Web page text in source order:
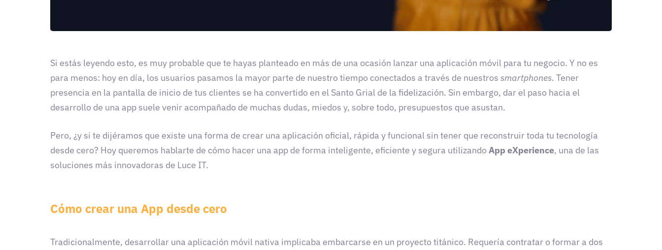
Si estás leyendo esto, es muy probable que te hayas planteado en más de una ocasión lanzar una aplicación móvil para tu negocio. Y no es
para menos: hoy en día, los usuarios pasamos la mayor parte de nuestro tiempo conectados a través de nuestros smartphones. Tener
presencia en la pantalla de inicio de tus clientes se ha convertido en el Santo Grial de la fidelización. Sin embargo, dar el paso hacia el
desarrollo de una app suele venir acompañado de muchas dudas, miedos y, sobre todo, presupuestos que asustan.
Pero, ¿y si te dijéramos que existe una forma de crear una aplicación oficial, rápida y funcional sin tener que reconstruir toda tu tecnología
desde cero? Hoy queremos hablarte de cómo hacer una app de forma inteligente, eficiente y segura utilizandoApp eXperience, una de las
soluciones más innovadoras de Luce IT.
Cómo crear una App desde cero
Tradicionalmente, desarrollar una aplicación móvil nativa implicaba embarcarse en un proyecto titánico. Requería contratar o formar a dos